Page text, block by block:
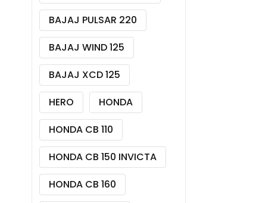
BAJAJ PULSAR 220
BAJAJ WIND 125
BAJAJ XCD 125
HERO
HONDA
HONDA CB 110
HONDA CB 150 INVICTA
HONDA CB 160